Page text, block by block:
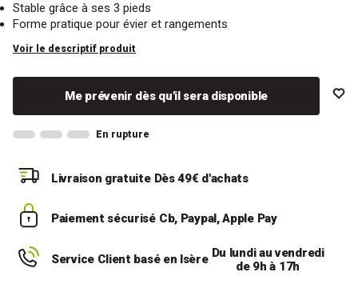
Stable grâce à ses 3 pieds
Forme pratique pour évier et rangements
Voir le descriptif produit
Me prévenir dès qu'il sera disponible
En rupture
Livraison gratuite Dès 49€ d'achats
Paiement sécurisé Cb, Paypal, Apple Pay
Service Client basé en Isère Du lundi au vendredi
de 9h à 17h